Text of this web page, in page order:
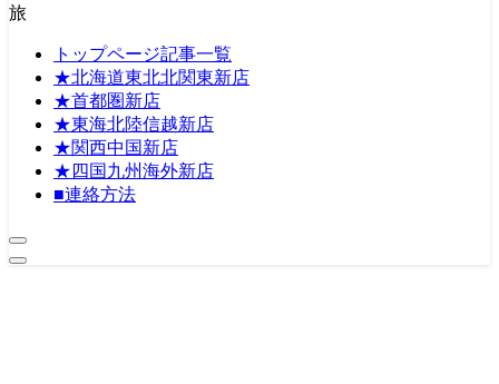
旅
トップページ記事一覧
★北海道東北北関東新店
★首都圏新店
★東海北陸信越新店
★関西中国新店
★四国九州海外新店
■連絡方法